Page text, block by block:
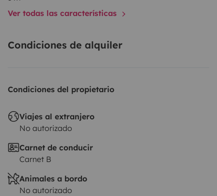
• 🗺️ Mapa con +400 lugares probados
• libertad total
• o acompañamiento
✈️ Acceso
Ver todas las características
Condiciones de alquiler
Condiciones del propietario
Viajes al extranjero
No autorizado
Carnet de conducir
Carnet B
Animales a bordo
No autorizado